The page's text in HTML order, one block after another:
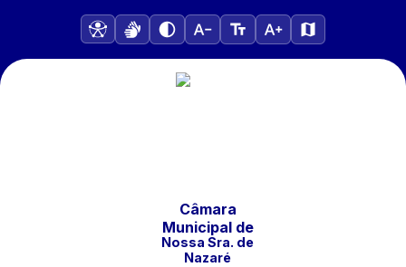
Câmara
Municipalde
Nossa Sra. de
Nazaré